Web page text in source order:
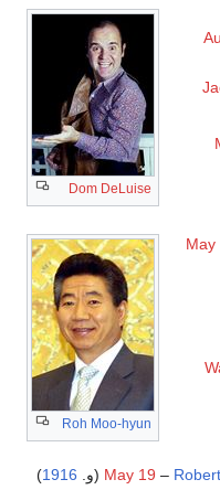
Dom DeLuise
Roh Moo-hyun
May
May 19 –
1916
)